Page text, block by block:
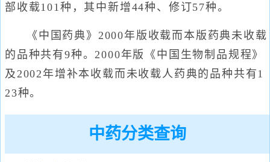
部收载101种，其中新增44种、修订57种。
《中国药典》2000年版收载而本版药典未收载
的品种共有9种。2000年版《中国生物制品规程》
及2002年增补本收载而未收载人药典的品种共有1
23种。
中药分类查询